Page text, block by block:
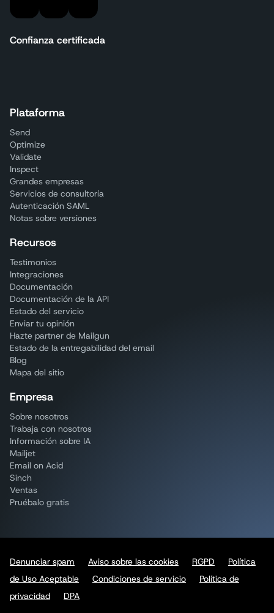
Confianza certificada
Plataforma
Send
Optimize
Validate
Inspect
Grandes empresas
Servicios de consultoría
Autenticación SAML
Notas sobre versiones
Recursos
Testimonios
Integraciones
Documentación
Documentación de la API
Estado del servicio
Enviar tu opinión
Hazte partner de Mailgun
Estado de la entregabilidad del email
Blog
Mapa del sitio
Empresa
Sobre nosotros
Trabaja con nosotros
Información sobre IA
Mailjet
Email on Acid
Sinch
Ventas
Pruébalo gratis
Denunciar spam Aviso sobre las cookies RGPD
Política
de Uso Aceptable
Condiciones de servicio
Política de
privacidad
DPA